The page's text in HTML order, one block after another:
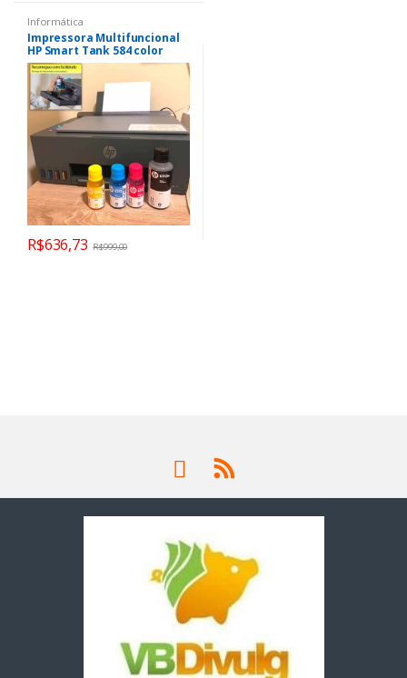
Informática
Impressora Multifuncional
HP Smart Tank 584 color
negro
R$636,73 R$999,00